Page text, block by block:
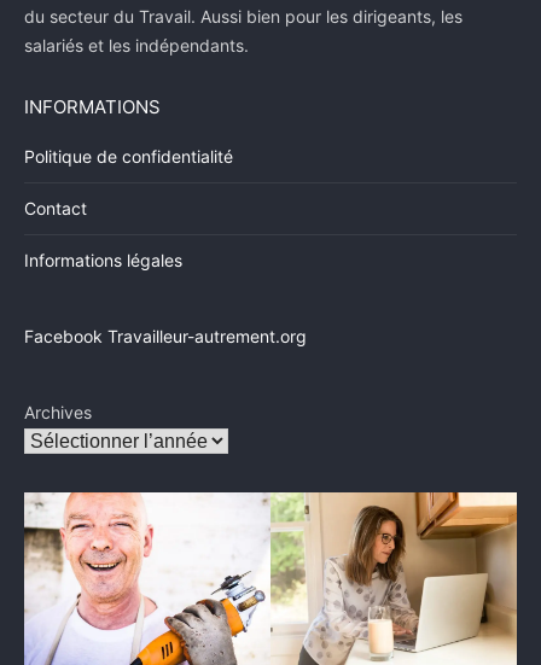
du secteur du Travail. Aussi bien pour les dirigeants, les
salariés et les indépendants.
INFORMATIONS
Politique de confidentialité
Contact
Informations légales
Facebook Travailleur-autrement.org
Archives